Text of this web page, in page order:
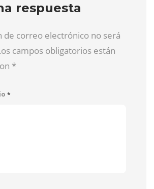
respuesta
de correo electrónico no será
campos obligatorios están
*
*